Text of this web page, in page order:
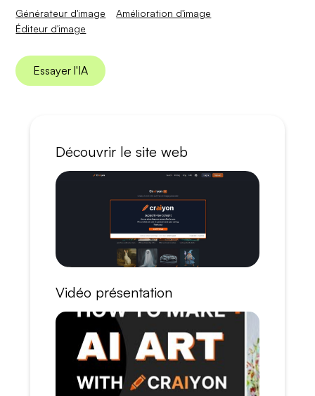
Générateur d'image
Amélioration d'image
Éditeur d'image
Essayer l'IA
Découvrir le site web
Vidéo présentation